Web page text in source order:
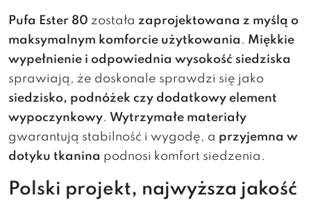
Pufa Ester 80 została zaprojektowana z myślą o
maksymalnym komforcie użytkowania . Miękkie
wypełnienie i odpowiednia wysokość siedziska
sprawiają, że doskonale sprawdzi się jako
siedzisko, podnóżek czy dodatkowy element
wypoczynkowy. Wytrzymałe materiały
gwarantują stabilność i wygodę, a przyjemna w
dotyku tkanina podnosi komfort siedzenia.
Polski projekt, najwyższa jakość